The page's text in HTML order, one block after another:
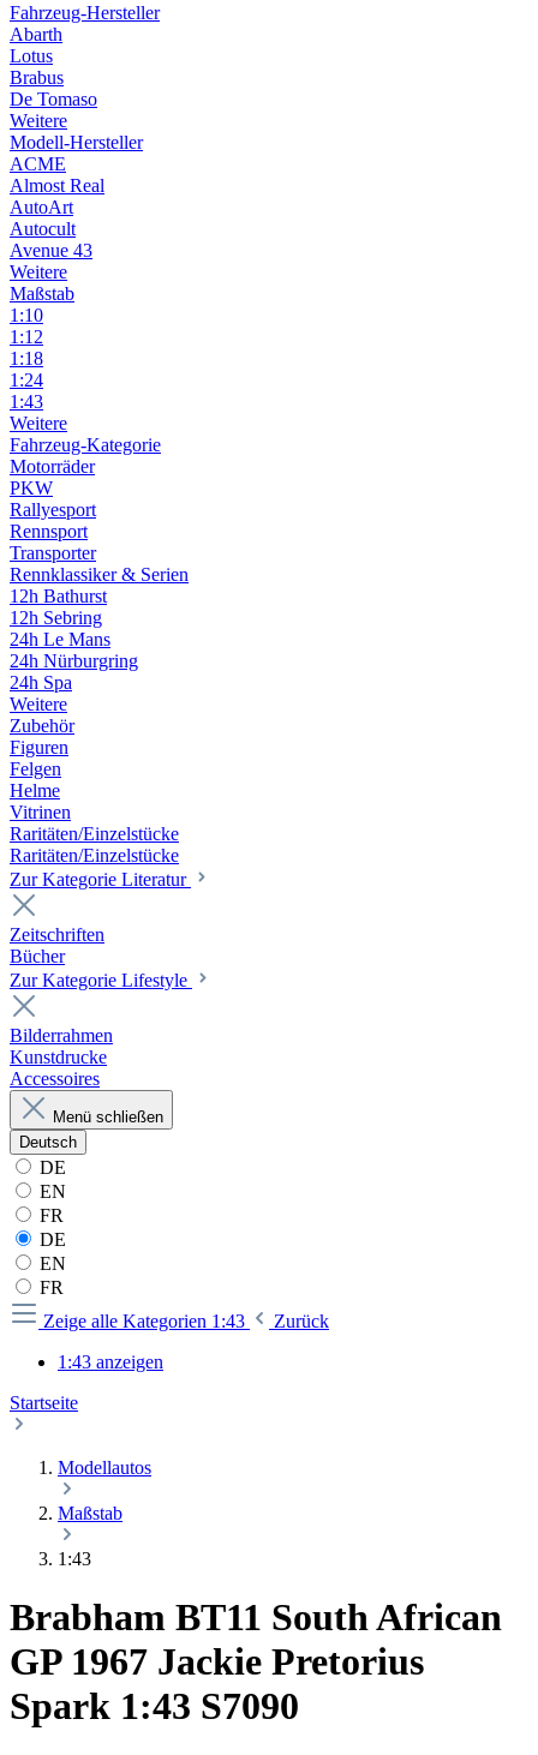
Fahrzeug-Hersteller
Abarth
Lotus
Brabus
De Tomaso
Weitere
Modell-Hersteller
ACME
Almost Real
AutoArt
Autocult
Avenue 43
Weitere
Maßstab
1:10
1:12
1:18
1:24
1:43
Weitere
Fahrzeug-Kategorie
Motorräder
PKW
Rallyesport
Rennsport
Transporter
Rennklassiker & Serien
12h Bathurst
12h Sebring
24h Le Mans
24h Nürburgring
24h Spa
Weitere
Zubehör
Figuren
Felgen
Helme
Vitrinen
Raritäten/Einzelstücke
Raritäten/Einzelstücke
Zur Kategorie Literatur
Zeitschriften
Bücher
Zur Kategorie Lifestyle
Bilderrahmen
Kunstdrucke
Accessoires
Menü schließen
Deutsch
DE
EN
FR
DE
EN
FR
Zeige alle Kategorien 1:43
Zurück
1:43 anzeigen
Startseite
Modellautos
Maßstab
1:43
Brabham BT11 South African
GP 1967 Jackie Pretorius
Spark 1:43 S7090